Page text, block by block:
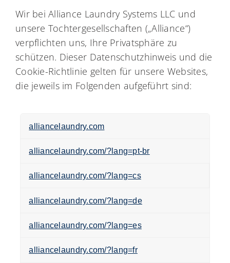
My Alliance
Wir bei Alliance Laundry Systems LLC und
unsere Tochtergesellschaften („Alliance“)
verpflichten uns, Ihre Privatsphäre zu
schützen. Dieser Datenschutzhinweis und die
Cookie-Richtlinie gelten für unsere Websites,
die jeweils im Folgenden aufgeführt sind:
alliancelaundry.com
alliancelaundry.com/?lang=pt-br
alliancelaundry.com/?lang=cs
alliancelaundry.com/?lang=de
alliancelaundry.com/?lang=es
alliancelaundry.com/?lang=fr